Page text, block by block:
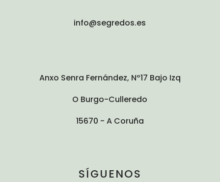
info@segredos.es
Anxo Senra Fernández, Nº17 Bajo Izq
O Burgo-Culleredo
15670 - A Coruña
SÍGUENOS